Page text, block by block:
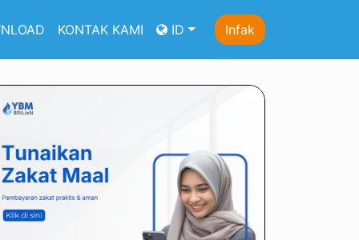
KONTAK KAMI ID Infak